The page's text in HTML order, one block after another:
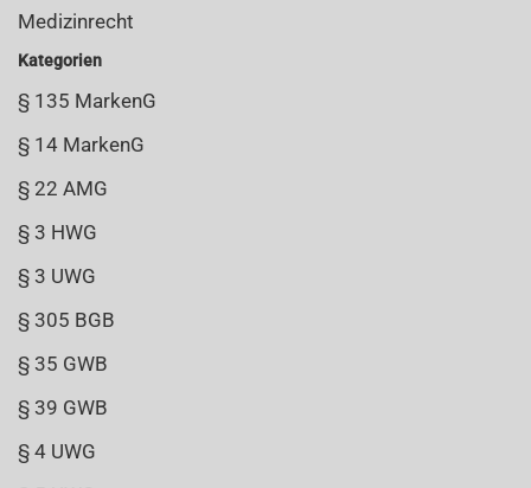
Medizinrecht
Kategorien
§ 135 MarkenG
§ 14 MarkenG
§ 22 AMG
§ 3 HWG
§ 3 UWG
§ 305 BGB
§ 35 GWB
§ 39 GWB
§ 4 UWG